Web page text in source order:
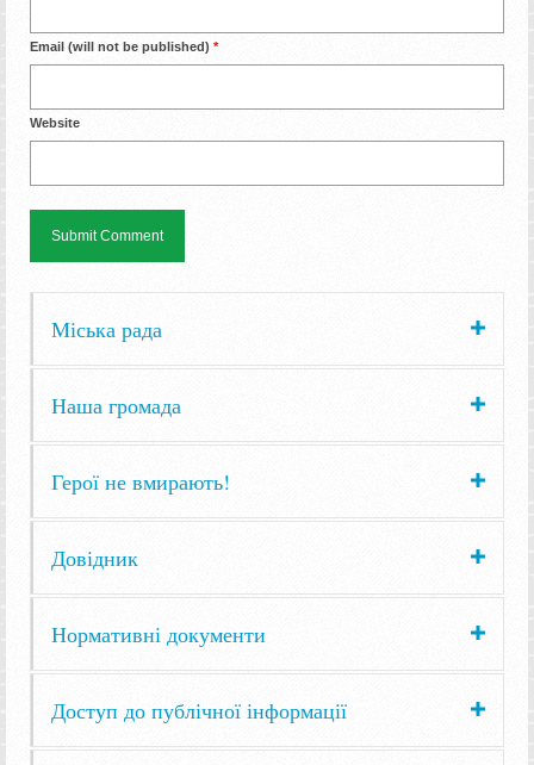
Email (will not be published) *
Website
Міська рада
Наша громада
Герої не вмирають!
Довідник
Нормативні документи
Доступ до публічної інформації